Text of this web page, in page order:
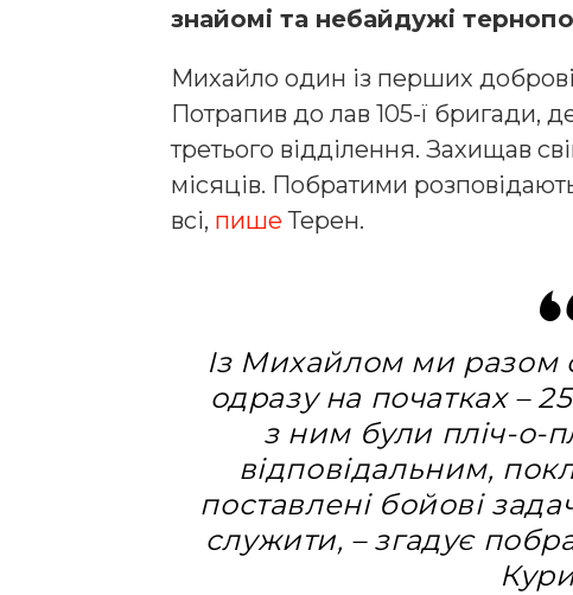
знайомі та небайдужі
Михайло один із перших
Потрапив до лав 105-ї бригади,
третього відділення. Захищав
місяців. Побратими
всі, пише Терен.
Із Михайлом ми
одразу на початках –
з ним були пліч-о-
відповідальним,
поставлені бойові
служити, – згадує